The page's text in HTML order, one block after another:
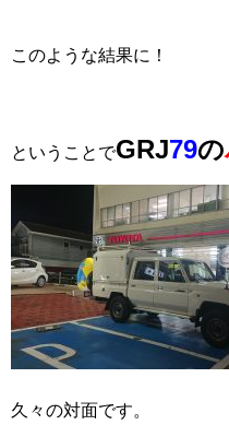
このような結果に！
ということでGRJ79の
久々の対面です。